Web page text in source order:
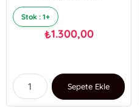
Stok : 1+
₺1.300,00
Sepete Ekle